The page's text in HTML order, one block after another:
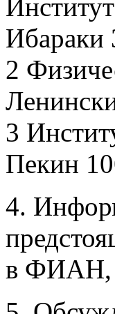
Ибараки
2
3
Пекин
4.
в ФИАН,